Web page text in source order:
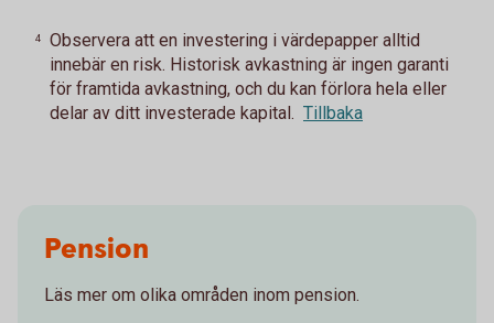
4
Observera att en investering i värdepapper alltid
innebär en risk. Historisk avkastning är ingen garanti
för framtida avkastning, och du kan förlora hela eller
delar av ditt investerade kapital. Tillbaka
Pension
Läs mer om olika områden inom pension.